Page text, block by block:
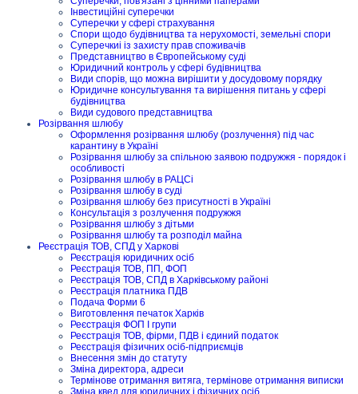
Інвестиційні суперечки
Суперечки у сфері страхування
Спори щодо будівництва та нерухомості, земельні спори
Суперечкиі із захисту прав споживачів
Представництво в Європейському суді
Юридичний контроль у сфері будівництва
Види спорів, що можна вирішити у досудовому порядку
Юридичне консультування та вирішення питань у сфері
будівництва
Види судового представництва
Розірвання шлюбу
Оформлення розірвання шлюбу (розлучення) під час
карантину в Україні
Розірвання шлюбу за спільною заявою подружжя - порядок і
особливості
Розірвання шлюбу в РАЦСі
Розірвання шлюбу в суді
Розірвання шлюбу без присутності в Україні
Консультація з розлучення подружжя
Розірвання шлюбу з дітьми
Розірвання шлюбу та розподіл майна
Реєстрація ТОВ, СПД у Харкові
Реєстрація юридичних осіб
Реєстрація ТОВ, ПП, ФОП
Реєстрація ТОВ, СПД в Харківському районі
Реєстрація платника ПДВ
Подача Форми 6
Виготовлення печаток Харків
Реєстрація ФОП I групи
Реєстрація ТОВ, фірми, ПДВ і єдиний податок
Реєстрація фізичних осіб-підприємців
Внесення змін до статуту
Зміна директора, адреси
Термінове отримання витяга, термінове отримання виписки
Зміна квед для юридичних і фізичних осіб